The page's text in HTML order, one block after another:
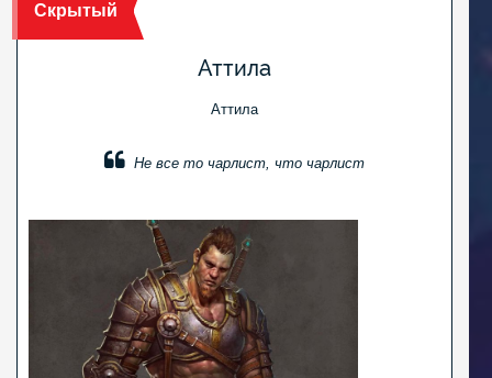
Скрытый
Аттила
Аттила
Не все то чарлист, что чарлист